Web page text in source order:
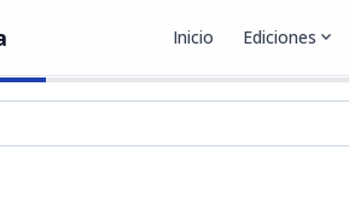
Inicio Ediciones expand_more